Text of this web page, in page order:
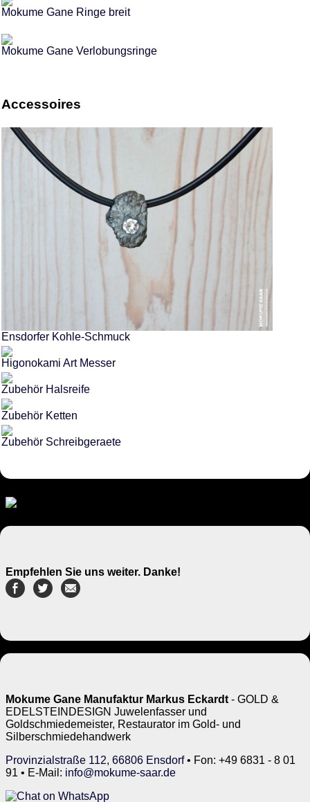
Mokume Gane Ringe breit
Mokume Gane Verlobungsringe
Accessoires
Ensdorfer Kohle-Schmuck
Higonokami Art Messer
Zubehör Halsreife
Zubehör Ketten
Zubehör Schreibgeraete
Empfehlen Sie uns weiter. Danke!
Mokume Gane Manufaktur Markus Eckardt - GOLD &
EDELSTEINDESIGN Juwelenfasser und
Goldschmiedemeister, Restaurator im Gold- und
Silberschmiedehandwerk
Provinzialstraße 112, 66806 Ensdorf• Fon: +49 6831 - 8 01
91 • E-Mail: info@mokume-saar.de